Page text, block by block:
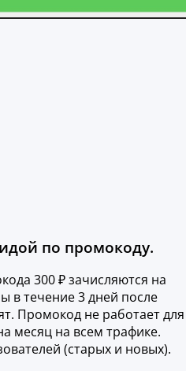
по промокоду.
300 ₽ зачисляются на
в течение 3 дней после
Промокод не работает для
месяц на всем трафике.
(старых и новых).